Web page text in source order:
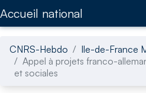
Accueil national
CNRS-Hebdo Ile-de-France
Appel à projets franco-
et sociales